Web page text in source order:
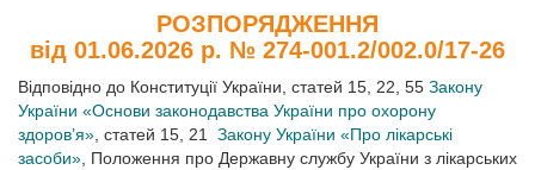
РОЗПОРЯДЖЕННЯ
від 01.06.2026 р. № 274-001.2/002.0/17-26
Відповідно до Конституції України, статей 15, 22, 55 Закону
України «Основи законодавства України про охорону
здоров’я» , статей 15, 21
Закону України «Про лікарські
засоби» , Положення про Державну службу України з лікарських